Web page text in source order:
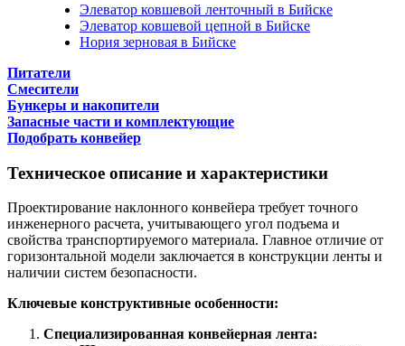
Элеватор ковшевой ленточный в Бийске
Элеватор ковшевой цепной в Бийске
Нория зерновая в Бийске
Питатели
Смесители
Бункеры и накопители
Запасные части и комплектующие
Подобрать конвейер
Техническое описание и характеристики
Проектирование наклонного конвейера требует точного
инженерного расчета, учитывающего угол подъема и
свойства транспортируемого материала. Главное отличие от
горизонтальной модели заключается в конструкции ленты и
наличии систем безопасности.
Ключевые конструктивные особенности:
Специализированная конвейерная лента: